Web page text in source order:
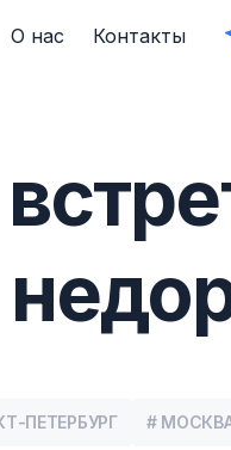
О нас Контакты
ПЕТЕРБУРГ #